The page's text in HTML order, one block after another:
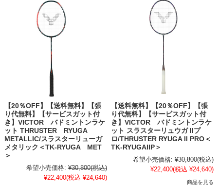
【20％OFF】【送料無料】【張
り代無料】【サービスガット付
き】VICTOR バドミントンラケ
ット THRUSTER RYUGA
METALLIC/スラスターリューガ
メタリック＜TK-RYUGA MET
＞
希望小売価格: ¥30,800(税込)
¥22,400(税込 ¥24,640)
【送料無料】【20％OFF】【張
り代無料】【サービスガット付
き】VICTOR バドミントンラケ
ット スラスターリュウガ IIプ
ロ/THRUSTER RYUGA II PRO＜
TK-RYUGAIIP＞
希望小売価格: ¥30,800(税込)
¥22,400(税込 ¥24,640)
商品を見る